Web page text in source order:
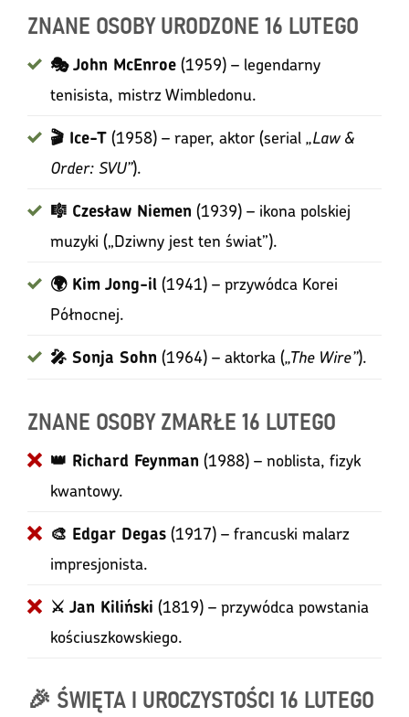
ZNANE OSOBY URODZONE 16 LUTEGO
🎭 John McEnroe (1959) – legendarny
tenisista, mistrz Wimbledonu.
🎬 Ice-T (1958) – raper, aktor (serial „Law &
Order: SVU”).
🎼 Czesław Niemen (1939) – ikona polskiej
muzyki („Dziwny jest ten świat”).
🌍 Kim Jong-il (1941) – przywódca Korei
Północnej.
🎤 Sonja Sohn (1964) – aktorka („The Wire”).
ZNANE OSOBY ZMARŁE 16 LUTEGO
👑 Richard Feynman (1988) – noblista, fizyk
kwantowy.
🎨 Edgar Degas (1917) – francuski malarz
impresjonista.
⚔️ Jan Kiliński (1819) – przywódca powstania
kościuszkowskiego.
🎉 ŚWIĘTA I UROCZYSTOŚCI 16 LUTEGO